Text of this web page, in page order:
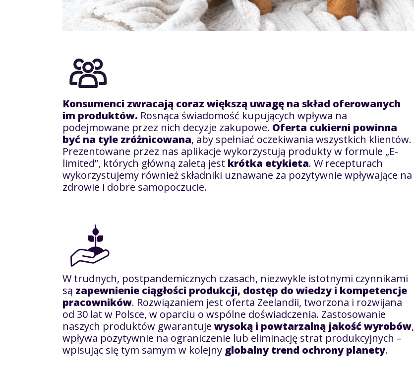
Konsumenci zwracają coraz większą uwagę na skład oferowanych
im produktów. Rosnąca świadomość kupujących wpływa na
podejmowane przez nich decyzje zakupowe. Oferta cukierni powinna
być na tyle zróżnicowana, aby spełniać oczekiwania wszystkich klientów.
Prezentowane przez nas aplikacje wykorzystują produkty w formule „E-
limited”, których główną zaletą jest krótka etykieta. W recepturach
wykorzystujemy również składniki uznawane za pozytywnie wpływające na
zdrowie i dobre samopoczucie.
W trudnych, postpandemicznych czasach, niezwykle istotnymi czynnikami
są zapewnienie ciągłości produkcji, dostęp do wiedzy i kompetencje
pracowników. Rozwiązaniem jest oferta Zeelandii, tworzona i rozwijana
od 30 lat w Polsce, w oparciu o wspólne doświadczenia. Zastosowanie
naszych produktów gwarantuje wysoką i powtarzalną jakość wyrobów,
wpływa pozytywnie na ograniczenie lub eliminację strat produkcyjnych –
wpisując się tym samym w kolejny globalny trend ochrony planety.